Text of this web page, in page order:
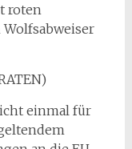
roten
Wolfsabweiser
einmal für